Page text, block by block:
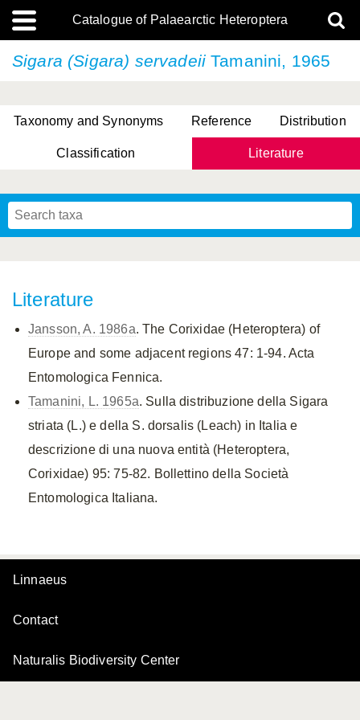
Catalogue of Palaearctic Heteroptera
Sigara (Sigara) servadeii Tamanini, 1965
Taxonomy and Synonyms Reference Distribution
Classification Literature
Literature
Jansson, A. 1986a. The Corixidae (Heteroptera) of
Europe and some adjacent regions 47: 1-94. Acta
Entomologica Fennica.
Tamanini, L. 1965a. Sulla distribuzione della Sigara
striata (L.) e della S. dorsalis (Leach) in Italia e
descrizione di una nuova entità (Heteroptera,
Corixidae) 95: 75-82. Bollettino della Società
Entomologica Italiana.
Linnaeus
Contact
Naturalis Biodiversity Center